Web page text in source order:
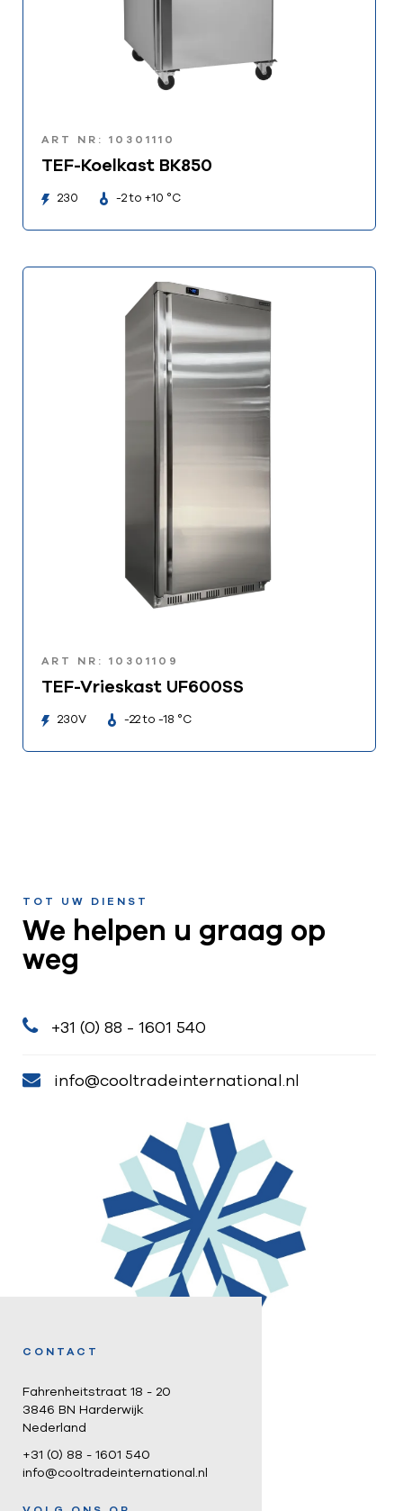
ART NR: 10301110
TEF-Koelkast BK850
230 -2 to +10 °C
ART NR: 10301109
TEF-Vrieskast UF600SS
230V -22 to -18 °C
TOT UW DIENST
We helpen u graag op
weg
+31 (0) 88 - 1601 540
info@cooltradeinternational.nl
CONTACT
Fahrenheitstraat 18 - 20
3846 BN Harderwijk
Nederland
+31 (0) 88 - 1601 540
info@cooltradeinternational.nl